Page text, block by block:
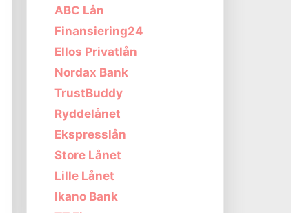
ABC Lån
Finansiering24
Ellos Privatlån
Nordax Bank
TrustBuddy
Ryddelånet
Ekspresslån
Store Lånet
Lille Lånet
Ikano Bank